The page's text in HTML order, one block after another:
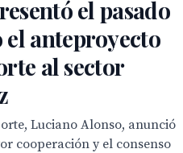
el pasado
el anteproyecto
al sector
Luciano Alonso, anunció
cooperación y el consenso